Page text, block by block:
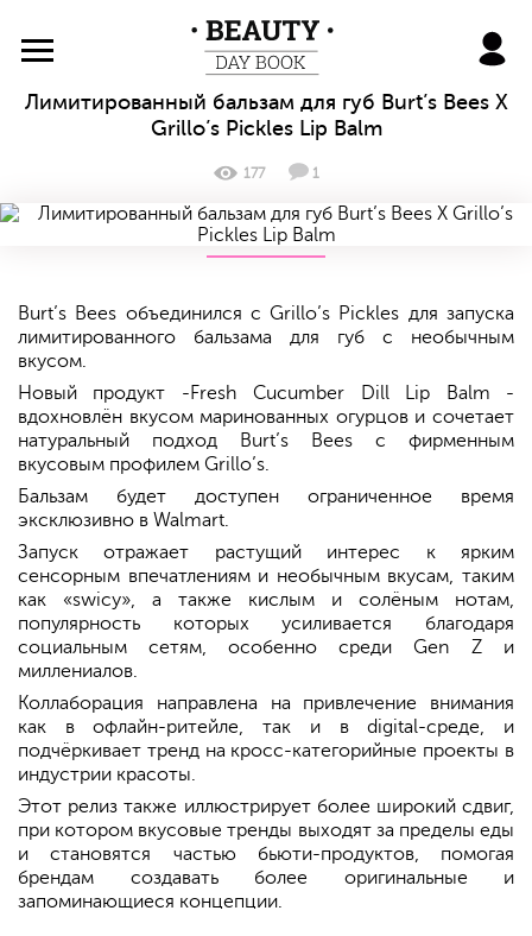
BeautyDayBook
Лимитированный бальзам для губ Burt’s Bees X
Grillo’s Pickles Lip Balm
177 1
Burt’s Bees объединился с Grillo’s Pickles для запуска
лимитированного бальзама для губ с необычным
вкусом.
Новый продукт -Fresh Cucumber Dill Lip Balm -
вдохновлён вкусом маринованных огурцов и сочетает
натуральный подход Burt’s Bees с фирменным
вкусовым профилем Grillo’s.
Бальзам будет доступен ограниченное время
эксклюзивно в Walmart.
Запуск отражает растущий интерес к ярким
сенсорным впечатлениям и необычным вкусам, таким
как «swicy», а также кислым и солёным нотам,
популярность которых усиливается благодаря
социальным сетям, особенно среди Gen Z и
миллениалов.
Коллаборация направлена на привлечение внимания
как в офлайн-ритейле, так и в digital-среде, и
подчёркивает тренд на кросс-категорийные проекты в
индустрии красоты.
Этот релиз также иллюстрирует более широкий сдвиг,
при котором вкусовые тренды выходят за пределы еды
и становятся частью бьюти-продуктов, помогая
брендам создавать более оригинальные и
запоминающиеся концепции.